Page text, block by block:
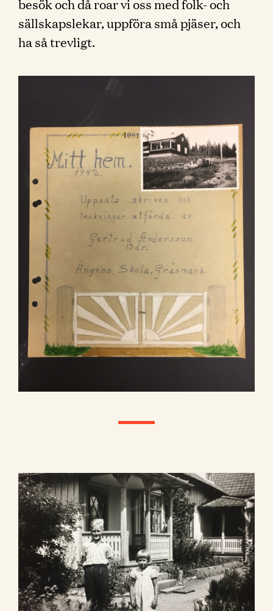
besök och då roar vi oss med folk- och
sällskapslekar, uppföra små pjäser, och
ha så trevligt.